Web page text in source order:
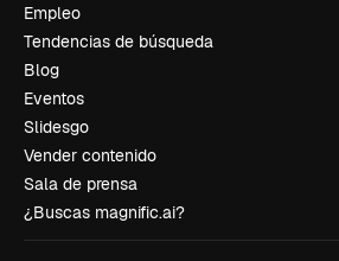
Empleo
Tendencias de búsqueda
Blog
Eventos
Slidesgo
Vender contenido
Sala de prensa
¿Buscas magnific.ai?